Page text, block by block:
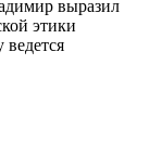
выразил
этики
ведется